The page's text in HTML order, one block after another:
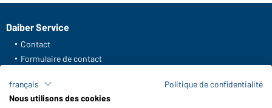
Daiber Service
Contact
Formulaire de contact
FAQ / Manuel d' utilisation
Vérifier le stock
français
Politique de confidentialité
Nous utilisons des cookies